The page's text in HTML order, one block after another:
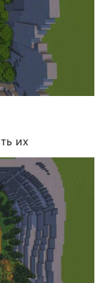
их